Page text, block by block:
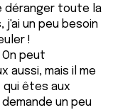
déranger toute la
j'ai un peu besoin
!
peut
aussi, mais il me
qui êtes aux
un peu